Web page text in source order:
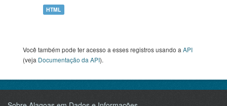
HTML
Você também pode ter acesso a esses registros usando a API
(veja Documentação da API).